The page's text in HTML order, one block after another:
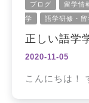
ブログ 留学情
学
語学研修・留
正しい語学
2020-11-05
こんにちは！